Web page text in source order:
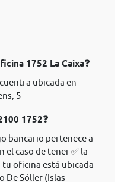
1752 La Caixa❓
ubicada en
5
1752❓
bancario pertenece a
el caso de tener ✅ la
tu oficina está ubicada
De Sóller (Islas